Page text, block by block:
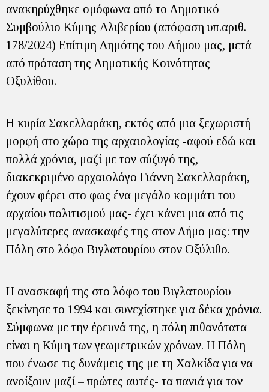
ανακηρύχθηκε ομόφωνα από το Δημοτικό
Συμβούλιο Κύμης Αλιβερίου (απόφαση υπ.αριθ.
178/2024) Επίτιμη Δημότης του Δήμου μας, μετά
από πρόταση της Δημοτικής Κοινότητας
Οξυλίθου.
Η κυρία Σακελλαράκη, εκτός από μια ξεχωριστή
μορφή στο χώρο της αρχαιολογίας -αφού εδώ και
πολλά χρόνια, μαζί με τον σύζυγό της,
διακεκριμένο αρχαιολόγο Γιάννη Σακελλαράκη,
έχουν φέρει στο φως ένα μεγάλο κομμάτι του
αρχαίου πολιτισμού μας- έχει κάνει μια από τις
μεγαλύτερες ανασκαφές της στον Δήμο μας: την
Πόλη στο λόφο Βιγλατουρίου στον Οξύλιθο.
Η ανασκαφή της στο λόφο του Βιγλατουρίου
ξεκίνησε το 1994 και συνεχίστηκε για δέκα χρόνια.
Σύμφωνα με την έρευνά της, η πόλη πιθανότατα
είναι η Κύμη των γεωμετρικών χρόνων. Η Πόλη
που ένωσε τις δυνάμεις της με τη Χαλκίδα για να
ανοίξουν μαζί – πρώτες αυτές- τα πανιά για τον